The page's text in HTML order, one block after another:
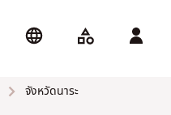
จังหวัดนาระ